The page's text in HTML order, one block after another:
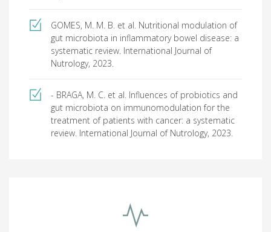
GOMES, M. M. B. et al. Nutritional modulation of
gut microbiota in inflammatory bowel disease: a
systematic review. International Journal of
Nutrology, 2023.
- BRAGA, M. C. et al. Influences of probiotics and
gut microbiota on immunomodulation for the
treatment of patients with cancer: a systematic
review. International Journal of Nutrology, 2023.